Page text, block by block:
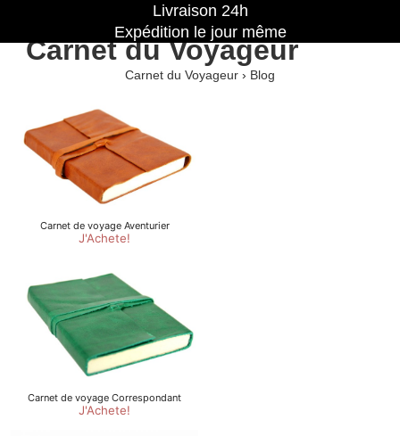
Carnet du Voyageur
Carnet du Voyageur › Blog
Livraison 24h
Expédition le jour même